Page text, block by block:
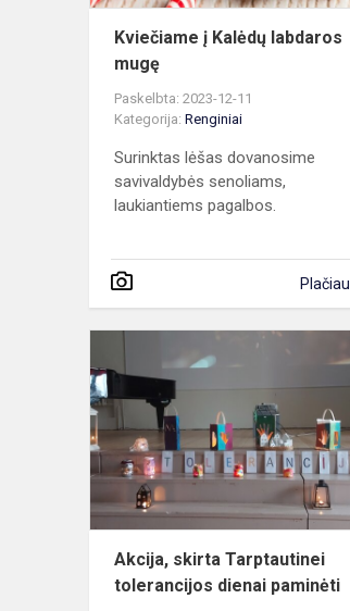
Kviečiame į Kalėdų labdaros
mugę
Paskelbta: 2023-12-11
Kategorija: Renginiai
Surinktas lėšas dovanosime
savivaldybės senoliams,
laukiantiems pagalbos.
Plačiau
Akcija, skirta Tarptautinei
tolerancijos dienai paminėti